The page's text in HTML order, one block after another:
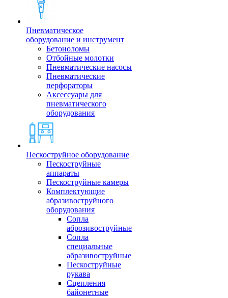
Пневматическое
оборудование и инструмент
Бетоноломы
Отбойные молотки
Пневматические насосы
Пневматические
перфораторы
Аксессуары для
пневматического
оборудования
Пескоструйное оборудование
Пескоструйные
аппараты
Пескоструйные камеры
Комплектующие
абразивоструйного
оборудования
Сопла
аброзивоструйные
Сопла
специальные
абразивоструйные
Пескоструйные
рукава
Сцепления
байонетные